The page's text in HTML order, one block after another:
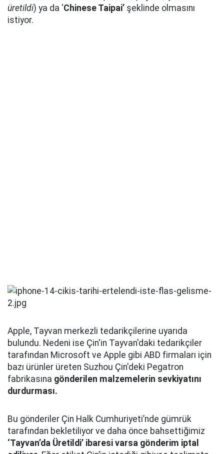
üretildi) ya da ‘Chinese Taipai’ şeklinde olmasını
istiyor.
Apple, Tayvan merkezli tedarikçilerine uyarıda
bulundu. Nedeni ise Çin'in Tayvan'daki tedarikçiler
tarafından Microsoft ve Apple gibi ABD firmaları için
bazı ürünler üreten Suzhou Çin'deki Pegatron
fabrikasına gönderilen malzemelerin sevkiyatını
durdurması.
Bu gönderiler Çin Halk Cumhuriyeti’nde gümrük
tarafından bekletiliyor ve daha önce bahsettiğimiz
‘Tayvan’da Üretildi’ ibaresi varsa gönderim iptal